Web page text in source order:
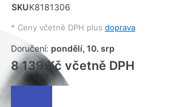
SKUK8181306
* Ceny včetně DPH plus doprava
Doručení: pondělí, 10. srp
8 139 Kč včetně DPH